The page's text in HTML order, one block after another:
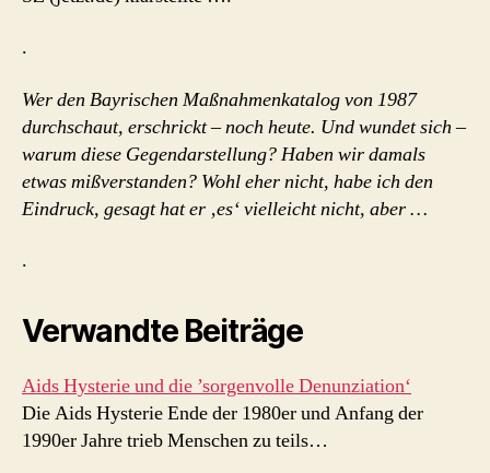
.
Wer den Bayrischen Maßnahmenkatalog von 1987
durchschaut, erschrickt – noch heute. Und wundet sich –
warum diese Gegendarstellung? Haben wir damals
etwas mißverstanden? Wohl eher nicht, habe ich den
Eindruck, gesagt hat er ‚es‘ vielleicht nicht, aber …
.
Verwandte Beiträge
Aids Hysterie und die ’sorgenvolle Denunziation‘
Die Aids Hysterie Ende der 1980er und Anfang der
1990er Jahre trieb Menschen zu teils…